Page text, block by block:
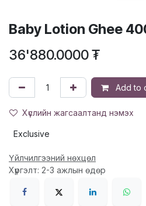
Baby Lotion Ghee
36'880.0000₮
Add to
Хүслийн жагсаалтанд нэмэх
Exclusive
Үйлчилгээний нөхцөл
Хүргэлт: 2-3 ажлын өдөр